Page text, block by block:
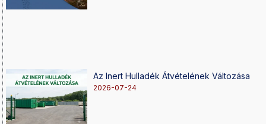
Az Inert Hulladék Átvételének Változása
2026-07-24